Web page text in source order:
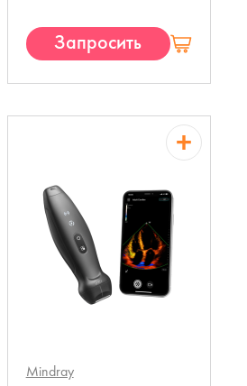
Запросить
Mindray